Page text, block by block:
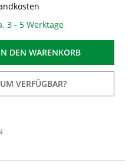
3 - 5 Werktage
DEN WARENKORB
VERFÜGBAR?